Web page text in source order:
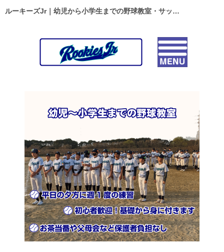
ルーキーズJr｜幼児から小学生までの野球教室・サッカースクール